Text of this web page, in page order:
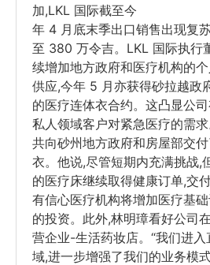
加,LKL 国际截至今
年 4 月底末季出口销售出现复
至 380 万令吉。LKL 国际执行
续增加地方政府和医疗机构的
供应,今年 5 月亦获得砂拉越政
的医疗连体衣合约。这凸显公
私人领域客户对紧急医疗的需
共向砂州地方政府和房屋部交
衣。他说,尽管短期内充满挑战,
的医疗床继续取得健康订单,交
有信心医疗机构将增加医疗基
的投资。此外,林明璋看好公司
营企业-生活药妆店。“我们进
域,进一步增强了我们的业务模